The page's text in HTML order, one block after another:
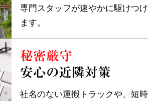
専門スタッフが速やかに駆けつけ
ます。
秘密厳守
安心の近隣対策
社名のない運搬トラックや、短時